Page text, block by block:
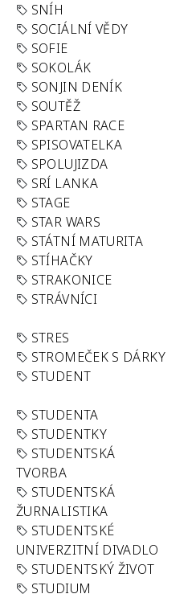
SNÍH
SOCIÁLNÍ VĚDY
SOFIE
SOKOLÁK
SONJIN DENÍK
SOUTĚŽ
SPARTAN RACE
SPISOVATELKA
SPOLUJIZDA
SRÍ LANKA
STAGE
STAR WARS
STÁTNÍ MATURITA
STÍHAČKY
STRAKONICE
STRÁVNÍCI
STRES
STROMEČEK S DÁRKY
STUDENT
STUDENTA
STUDENTKY
STUDENTSKÁ
TVORBA
STUDENTSKÁ
ŽURNALISTIKA
STUDENTSKÉ
UNIVERZITNÍ DIVADLO
STUDENTSKÝ ŽIVOT
STUDIUM